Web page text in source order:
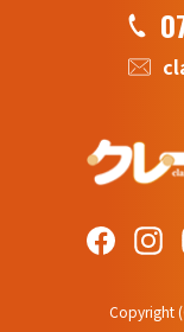
Copyright